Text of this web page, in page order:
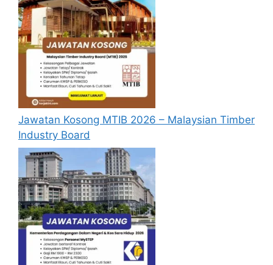
Tiada dokumen perlu disertakan bersama
permohonan.
Jawatan Kosong MTIB 2026 – Malaysian Timber
Industry Board